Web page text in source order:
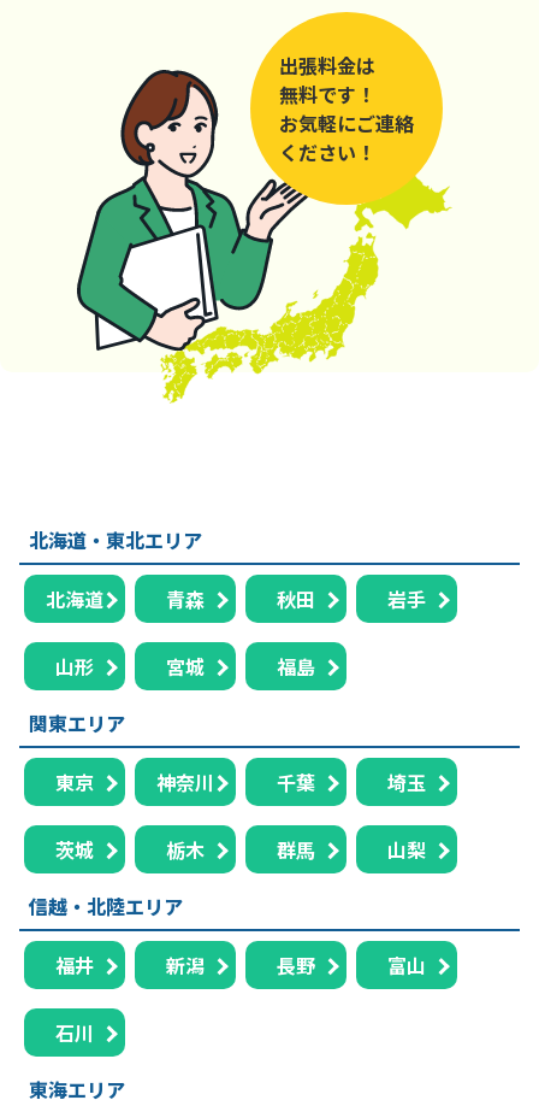
出張料金は
無料です！
お気軽にご連絡
ください！
北海道・東北エリア
北海道 青森 秋田 岩手
山形 宮城
福島
関東エリア
東京 神奈川 千葉 埼玉
茨城 栃木 群馬
山梨
信越・北陸エリア
福井 新潟 長野 富山
石川
東海エリア